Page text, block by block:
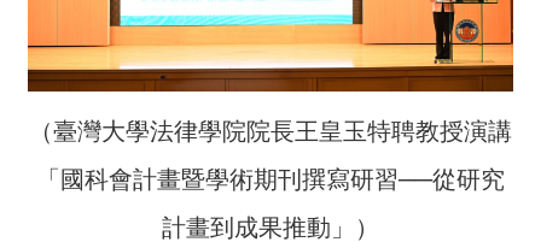
彙
（臺灣大學法律學院院長王皇玉特聘教授演講
「國科會計畫暨學術期刊撰寫研習──從研究
計畫到成果推動」）